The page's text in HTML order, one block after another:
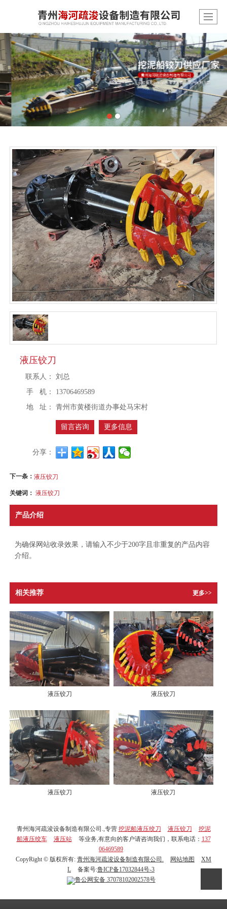
液压铰刀
联系人：
刘总
手 机：
13706469589
地 址：
青州市黄楼街道办事处马宋村
留言咨询 更多信息
分享：
下一条：液压铰刀
关键词：液压铰刀
产品介绍
为确保网站收录效果，请输入不少于200字且非重复的产品内容
介绍。
相关推荐 更多>>
液压铰刀 液压铰刀
液压铰刀 液压铰刀
青州海河疏浚设备制造有限公司.,专营 挖泥船液压绞刀 液压铰刀
挖泥
船液压绞车
液压站 等业务,有意向的客户请咨询我们，联系电话： 137
06469589
CopyRight © 版权所有: 青州海河疏浚设备制造有限公司. 网站地图
XM
L
备案号:鲁ICP备17032844号-3
鲁公网安备37078102002578号